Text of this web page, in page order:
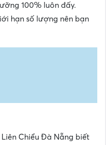
100% luôn đấy.
hạn số lượng nên bạn
Chiểu Đà Nẵng biết